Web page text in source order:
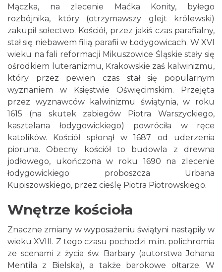
Mączka, na zlecenie Maćka Konity, byłego
rozbójnika, który (otrzymawszy glejt królewski)
zakupił sołectwo. Kościół, przez jakiś czas parafialny,
stał się niebawem filią parafii w Łodygowicach. W XVI
wieku na fali reformacji Mikuszowice Śląskie stały się
ośrodkiem luteranizmu, Krakowskie zaś kalwinizmu,
który przez pewien czas stał się popularnym
wyznaniem w Księstwie Oświęcimskim. Przejęta
przez wyznawców kalwinizmu świątynia, w roku
1615 (na skutek zabiegów Piotra Warszyckiego,
kasztelana łodygowickiego) powróciła w ręce
katolików. Kościół spłonął w 1687 od uderzenia
pioruna. Obecny kościół to budowla z drewna
jodłowego, ukończona w roku 1690 na zlecenie
łodygowickiego proboszcza Urbana
Kupiszowskiego, przez cieślę Piotra Piotrowskiego.
Wnętrze kościoła
Znaczne zmiany w wyposażeniu świątyni nastąpiły w
wieku XVIII. Z tego czasu pochodzi m.in. polichromia
ze scenami z życia św. Barbary (autorstwa Johana
Mentila z Bielska), a także barokowe ołtarze. W